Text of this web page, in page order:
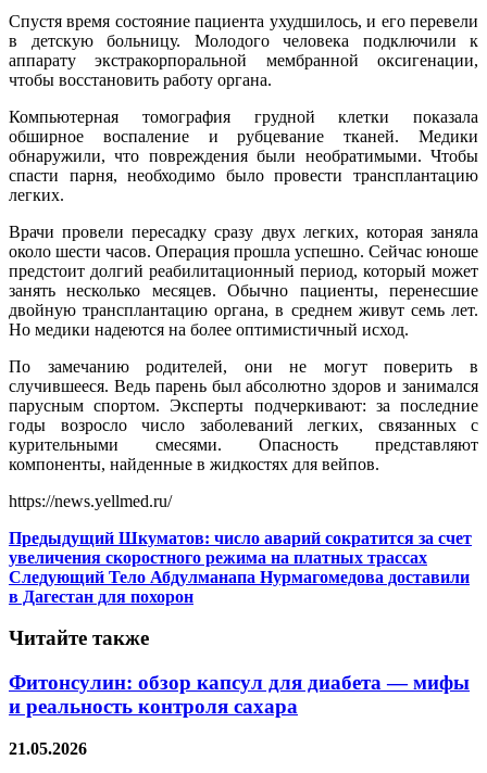
Спустя время состояние пациента ухудшилось, и его перевели
в детскую больницу. Молодого человека подключили к
аппарату экстракорпоральной мембранной оксигенации,
чтобы восстановить работу органа.
Компьютерная томография грудной клетки показала
обширное воспаление и рубцевание тканей. Медики
обнаружили, что повреждения были необратимыми. Чтобы
спасти парня, необходимо было провести трансплантацию
легких.
Врачи провели пересадку сразу двух легких, которая заняла
около шести часов. Операция прошла успешно. Сейчас юноше
предстоит долгий реабилитационный период, который может
занять несколько месяцев. Обычно пациенты, перенесшие
двойную трансплантацию органа, в среднем живут семь лет.
Но медики надеются на более оптимистичный исход.
По замечанию родителей, они не могут поверить в
случившееся. Ведь парень был абсолютно здоров и занимался
парусным спортом. Эксперты подчеркивают: за последние
годы возросло число заболеваний легких, связанных с
курительными смесями. Опасность представляют
компоненты, найденные в жидкостях для вейпов.
https://news.yellmed.ru/
Предыдущий Шкуматов: число аварий сократится за счет
увеличения скоростного режима на платных трассах
Следующий Тело Абдулманапа Нурмагомедова доставили
в Дагестан для похорон
Читайте также
Фитонсулин: обзор капсул для диабета — мифы
и реальность контроля сахара
21.05.2026